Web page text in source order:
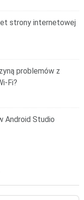
strony internetowej
problemów z
Fi?
Android Studio